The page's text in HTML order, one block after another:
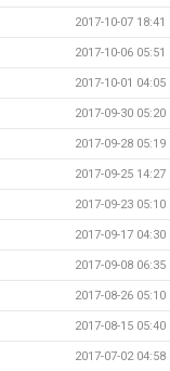
2017-10-07 18:41
2017-10-06 05:51
2017-10-01 04:05
2017-09-30 05:20
2017-09-28 05:19
2017-09-25 14:27
2017-09-23 05:10
2017-09-17 04:30
2017-09-08 06:35
2017-08-26 05:10
2017-08-15 05:40
2017-07-02 04:58